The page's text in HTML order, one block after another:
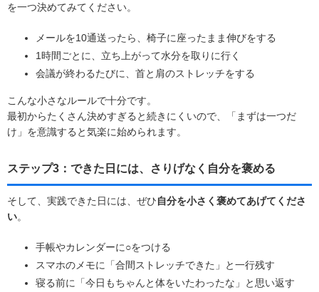
を一つ決めてみてください。
メールを10通送ったら、椅子に座ったまま伸びをする
1時間ごとに、立ち上がって水分を取りに行く
会議が終わるたびに、首と肩のストレッチをする
こんな小さなルールで十分です。
最初からたくさん決めすぎると続きにくいので、「まずは一つだ
け」を意識すると気楽に始められます。
ステップ3：できた日には、さりげなく自分を褒める
そして、実践できた日には、ぜひ自分を小さく褒めてあげてくださ
い。
手帳やカレンダーに○をつける
スマホのメモに「合間ストレッチできた」と一行残す
寝る前に「今日もちゃんと体をいたわったな」と思い返す